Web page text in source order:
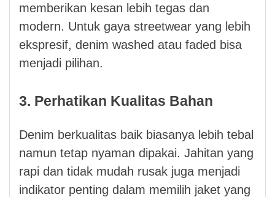
memberikan kesan lebih tegas dan
modern. Untuk gaya streetwear yang lebih
ekspresif, denim washed atau faded bisa
menjadi pilihan.
3. Perhatikan Kualitas Bahan
Denim berkualitas baik biasanya lebih tebal
namun tetap nyaman dipakai. Jahitan yang
rapi dan tidak mudah rusak juga menjadi
indikator penting dalam memilih jaket yang